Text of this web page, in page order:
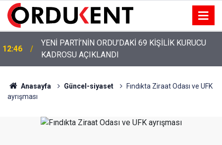
12:46
YENİ PARTİ’NİN ORDU’DAKİ 69 KİŞİLİK KURUCU
KADROSU AÇIKLANDI
Anasayfa Güncel-siyaset
Fındıkta Ziraat Odası ve UFK
ayrışması